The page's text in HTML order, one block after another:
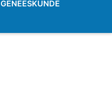
GENEESKUNDE